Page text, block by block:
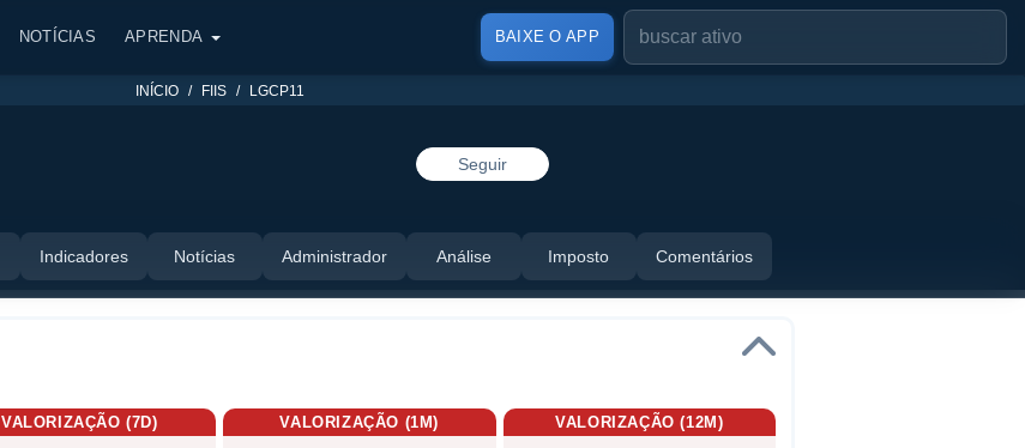
NOTÍCIAS APRENDA BAIXE O APP
INÍCIO FIIS LGCP11
Seguir
Indicadores Notícias Administrador Análise Imposto Comentários
VALORIZAÇÃO (7D) VALORIZAÇÃO (1M) VALORIZAÇÃO (12M)